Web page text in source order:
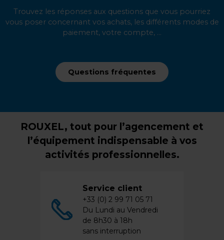
Trouvez les réponses aux questions que vous pourriez
vous poser concernant vos achats, les différents modes de
paiement, votre compte, ...
Questions fréquentes
ROUXEL, tout pour l’agencement et
l’équipement indispensable à vos
activités professionnelles.
Service client
+33 (0) 2 99 71 05 71
Du Lundi au Vendredi
de 8h30 à 18h
sans interruption